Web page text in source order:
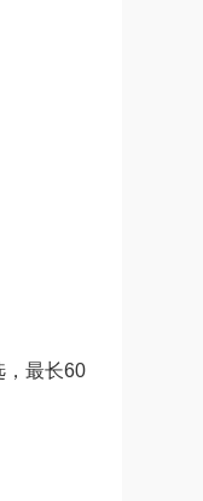
，最长60